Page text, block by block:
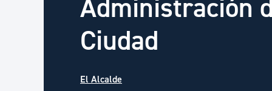
Administración
Ciudad
El Alcalde